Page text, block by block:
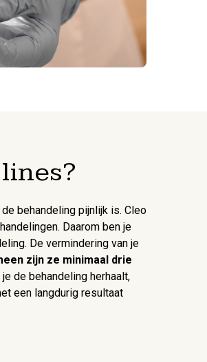
behandeling pijnlijk is. Cleo
Daarom ben je
De vermindering van je
zijn ze minimaal drie
de behandeling herhaalt,
een langdurig resultaat